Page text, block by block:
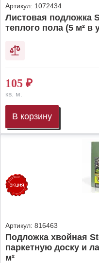
Артикул: 1072434
Листовая подложка
теплого пола (5 м² в
105 ₽
кв. м.
В корзину
Артикул: 816463
Подложка хвойная
паркетную доску и
м²